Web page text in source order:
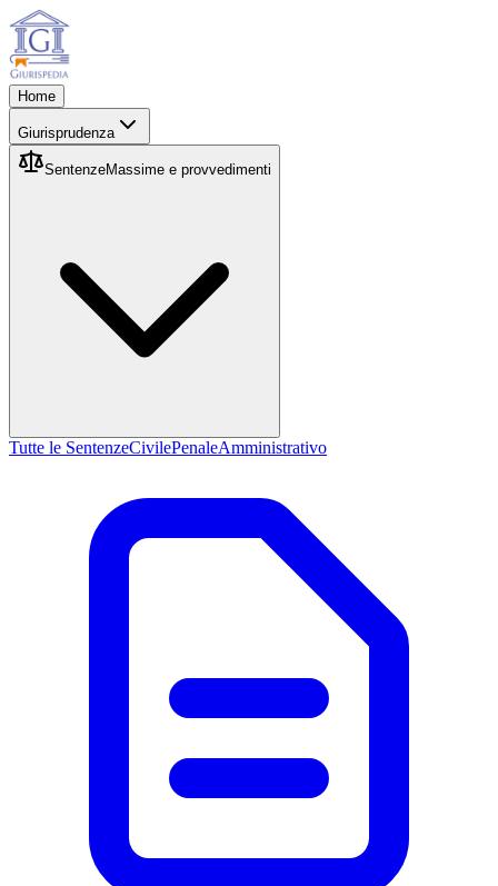
Home
Giurisprudenza
SentenzeMassime e provvedimenti
Tutte le SentenzeCivilePenaleAmministrativo